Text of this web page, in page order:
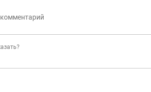
комментарий